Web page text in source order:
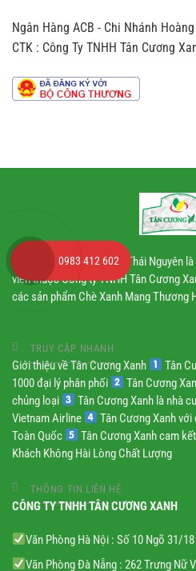
hương
vị
với
trà
sản
Ngân Hàng ACB - Chi Nhánh
CTK : Công Ty TNHH Tân Cương
Nhà máy chè Tân Cương Thái Nguyên
viên thuộc Công ty TNHH Tân Cương
các sản phẩm Chè Xanh Mang Thương
TRUY CẬP NHANH
Giới thiệu về Tân Cương Xanh
Tân
1000 đại lý phân phối
Tân Cương
chủng loại
Tân Cương Xanh là nhà
Vietnam Airline
Tân Cương Xanh với
Toàn Quốc
Tân Cương Xanh cam
Khách Không Hài Lòng Chất Lượng
THÔNG TIN LIÊN HỆ
CÔNG TY TNHH TÂN CƯƠNG XANH
Văn Phòng Hà Nội : Số 10 Ngõ 31/
Văn Phòng Đà Nẵng : 262 Trưng Nữ
0983 412 602